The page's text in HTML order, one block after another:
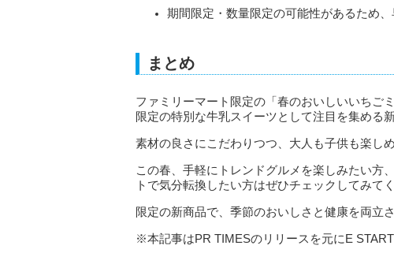
期間限定・数量限定の可能性があるため
まとめ
ファミリーマート限定の「春のおいしいいちご
限定の特別な牛乳スイーツとして注目を集める新
素材の良さにこだわりつつ、大人も子供も楽し
この春、手軽にトレンドグルメを楽しみたい方
トで気分転換したい方はぜひチェックしてみてく
限定の新商品で、季節のおいしさと健康を両立
※本記事はPR TIMESのリリースを元にE